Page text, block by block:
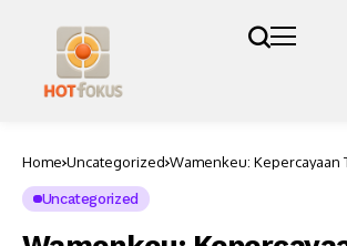
Home Uncategorized Wamenkeu: Kepercayaan
Uncategorized